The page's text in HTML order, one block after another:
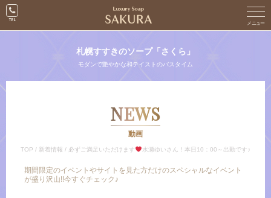
札幌すすきのソープ「さくら」
モダンで艶やかな和テイストのバスタイム
NEWS
動画
TOP / 新着情報 / 必ずご満足いただけます 水瀬ゆいさん！本日10：00～出勤です♪
期間限定のイベントやサイトを見た方だけのスペシャルなイベント
が盛り沢山!!今すぐチェック♪